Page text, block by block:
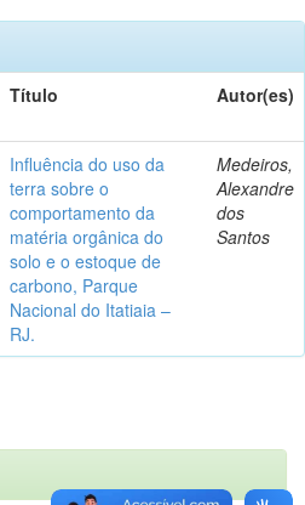
Título Autor(es)
Influência do uso da
terra sobre o
comportamento da
matéria orgânica do
solo e o estoque de
carbono, Parque
Nacional do Itatiaia –
RJ.
Medeiros,
Alexandre
dos
Santos